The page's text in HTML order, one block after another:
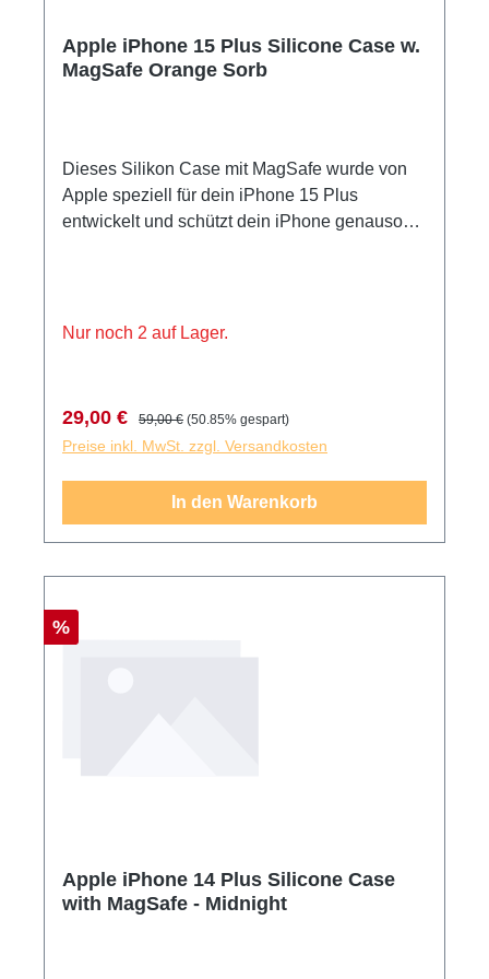
Apple iPhone 15 Plus Silicone Case w.
MagSafe Orange Sorb
Dieses Silikon Case mit MagSafe wurde von
Apple speziell für dein iPhone 15 Plus
entwickelt und schützt dein iPhone genauso
weiches Futter aus Mikrofaser zusätzlichen
Nur noch 2 auf Lager.
Verkaufspreis:
29,00 € Regulärer Preis:
59,00 € (50.85% gespart)
Preise inkl. MwSt. zzgl. Versandkosten
In den Warenkorb
Rabatt
%
Apple iPhone 14 Plus Silicone Case
with MagSafe - Midnight